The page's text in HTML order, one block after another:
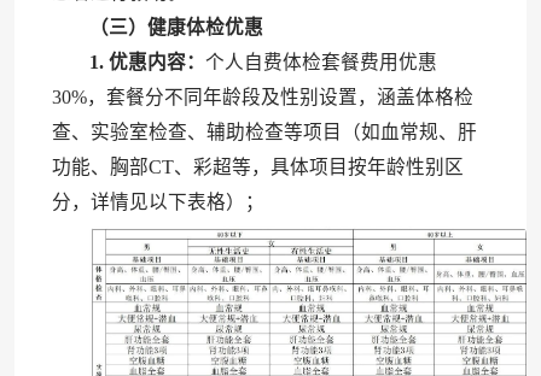
（三）健康体检优惠
1. 优惠内容：个人自费体检套餐费用优惠
30%，套餐分不同年龄段及性别设置，涵盖体格检
查、实验室检查、辅助检查等项目（如血常规、肝
功能、胸部CT、彩超等，具体项目按年龄性别区
分，详情见以下表格）；